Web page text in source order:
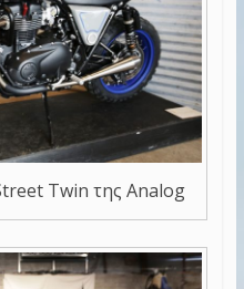
Twin της Analog